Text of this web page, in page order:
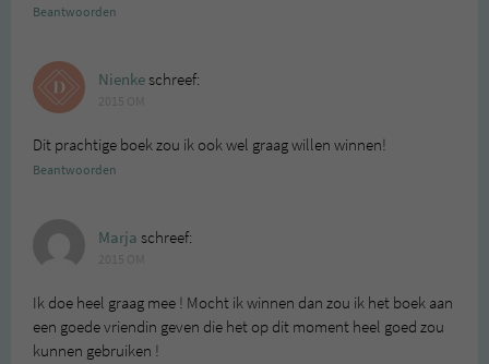
Beantwoorden
Nienkeschreef:
Dit prachtige boek zou ik ook wel graag willen winnen!
Beantwoorden
Marja schreef:
Ik doe heel graag mee ! Mocht ik winnen dan zou ik het boek aan
een goede vriendin geven die het op dit moment heel goed zou
kunnen gebruiken !